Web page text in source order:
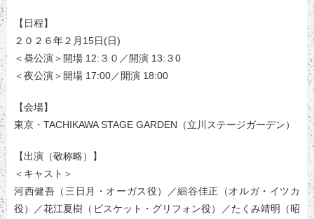
【日程】
２０２６年２月15日(日)
＜昼公演＞開場 12:３０／開演 13:３0
＜夜公演＞開場 17:00／開演 18:00
【会場】
東京・TACHIKAWA STAGE GARDEN（立川ステージガーデン）
【出演（敬称略）】
＜キャスト＞
河西健吾（三日月・オーガス役）／細谷佳正（オルガ・イツカ
役）／花江夏樹（ビスケット・グリフォン役）／たくみ靖明（昭